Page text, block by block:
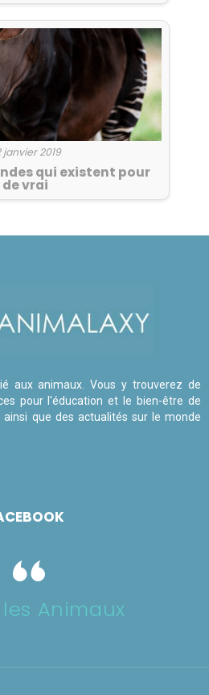
janvier 2019
qui existent pour
de vrai
aux animaux. Vous y trouverez de
pour l'éducation et le bien-être de
que des actualités sur le monde
Animaux